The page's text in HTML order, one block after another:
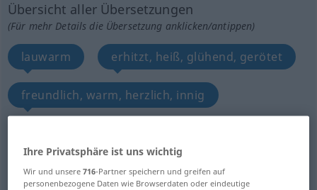
Übersicht aller Übersetzungen
(Für mehr Details die Übersetzung anklicken/antippen)
lauwarm erhitzt, heiß, glühend, gerötet
freundlich, warm, herzlich, innig
rege, lebhaft, bewegt
Ihre Privatsphäre ist uns wichtig
Wir und unsere716-Partner speichern und greifen auf
personenbezogene Daten wie Browserdaten oder eindeutige